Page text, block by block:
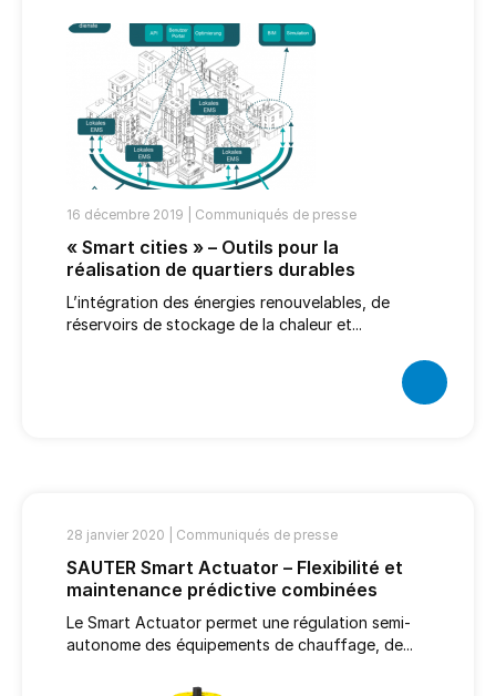
16 décembre 2019 | Communiqués de presse
« Smart cities » – Outils pour la
réalisation de quartiers durables
L’intégration des énergies renouvelables, de
réservoirs de stockage de la chaleur et...
28 janvier 2020 | Communiqués de presse
SAUTER Smart Actuator – Flexibilité et
maintenance prédictive combinées
Le Smart Actuator permet une régulation semi-
autonome des équipements de chauffage, de...